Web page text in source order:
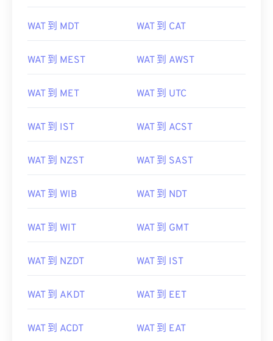
WAT 到 MDT WAT 到 CAT
WAT 到 MEST WAT 到 AWST
WAT 到 MET WAT 到 UTC
WAT 到 IST WAT 到 ACST
WAT 到 NZST WAT 到 SAST
WAT 到 WIB WAT 到 NDT
WAT 到 WIT WAT 到 GMT
WAT 到 NZDT WAT 到 IST
WAT 到 AKDT WAT 到 EET
WAT 到 ACDT WAT 到 EAT